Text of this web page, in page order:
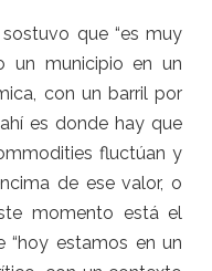
que “es muy
un municipio en un
con un barril por
es donde hay que
fluctúan y
de ese valor, o
momento está el
“hoy estamos en un